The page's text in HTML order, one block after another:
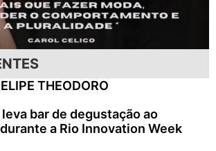
THEODORO
bar de degustação ao
a Rio Innovation Week